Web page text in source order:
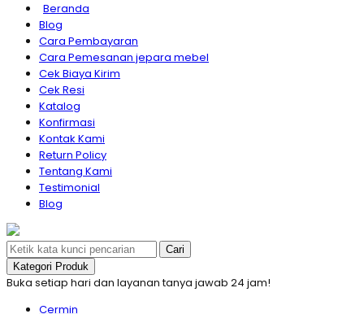
Beranda
Blog
Cara Pembayaran
Cara Pemesanan jepara mebel
Cek Biaya Kirim
Cek Resi
Katalog
Konfirmasi
Kontak Kami
Return Policy
Tentang Kami
Testimonial
Blog
Cari
Kategori Produk
Buka setiap hari dan layanan tanya jawab 24 jam!
Cermin